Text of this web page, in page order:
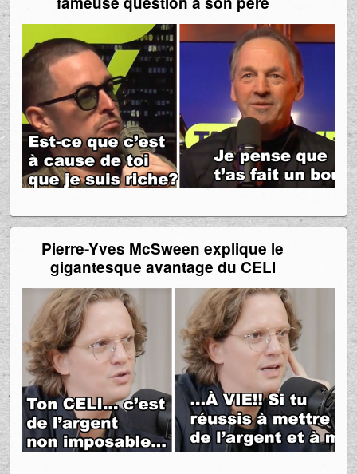
fameuse question à son père
Pierre-Yves McSween explique le
gigantesque avantage du CELI